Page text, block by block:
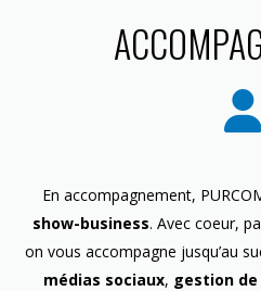
En accompagnement,
show-business. Avec coeur,
on vous accompagne jusqu’au
médias sociaux, gestion